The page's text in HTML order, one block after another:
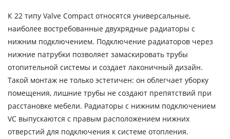
К 22 типу Valve Compact относятся универсальные,
наиболее востребованные двухрядные радиаторы с
нижним подключением. Подключение радиаторов через
нижние патрубки позволяет замаскировать трубы
отопительной системы и создает лаконичный дизайн.
Такой монтаж не только эстетичен: он облегчает уборку
помещения, лишние трубы не создают препятствий при
расстановке мебели. Радиаторы с нижним подключением
VC выпускаются с правым расположением нижних
отверстий для подключения к системе отопления.